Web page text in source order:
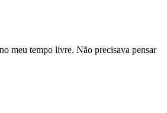
meu tempo livre. Não precisava pensar